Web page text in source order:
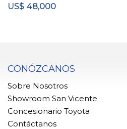
US$ 48,000
CONÓZCANOS
Sobre Nosotros
Showroom San Vicente
Concesionario Toyota
Contáctanos